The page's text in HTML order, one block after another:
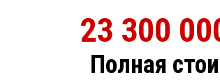
23 300
Полная